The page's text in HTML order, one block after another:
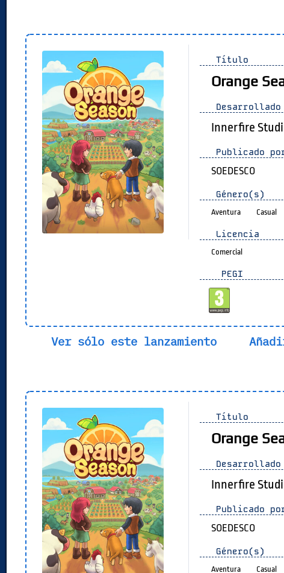
Título
Orange
Innerfire
Publicado
SOEDESCO
Género(s)
Aventura Casual
Licencia
Comercial
PEGI
Ver sólo este lanzamiento
Título
Orange
Innerfire
Publicado
SOEDESCO
Género(s)
Aventura Casual